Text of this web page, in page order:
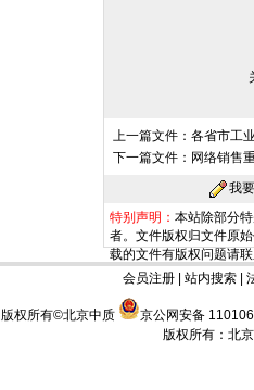
上一篇文件： 各省市工
下一篇文件： 网络销售
我
特别声明： 本站除部分
者。文件版权归文件原
载的文件有版权问题请
会员注册| 站内搜索|
版权所有©北京中质
京公网安备
版权所有： 北